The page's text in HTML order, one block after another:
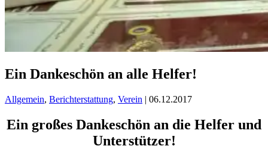
Ein Dankeschön an alle Helfer!
Allgemein, Berichterstattung, Verein | 06.12.2017
Ein großes Dankeschön an die Helfer und
Unterstützer!